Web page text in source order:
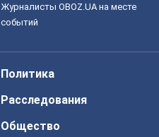
Журналисты OBOZ.UA на месте
событий
Политика
Расследования
Общество